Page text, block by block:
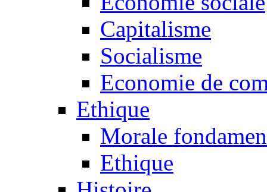
Capitalisme
Socialisme
Economie de
Ethique
Morale
Ethique